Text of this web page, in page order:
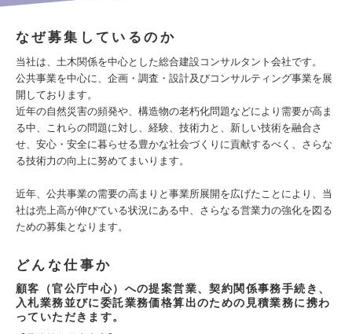
なぜ募集しているのか
当社は、土木関係を中心とした総合建設コンサルタント会社です。
公共事業を中心に、企画・調査・設計及びコンサルティング事業を展
開しております。
近年の自然災害の頻発や、構造物の老朽化問題などにより需要が高ま
る中、これらの問題に対し、経験、技術力と、新しい技術を融合さ
せ、安心・安全に暮らせる豊かな社会づくりに貢献するべく、さらな
る技術力の向上に努めてまいります。
近年、公共事業の需要の高まりと事業所展開を広げたことにより、当
社は売上高が伸びている状況にある中、さらなる営業力の強化を図る
ための募集となります。
どんな仕事か
顧客（官公庁中心）への提案営業、契約関係事務手続き、
入札業務並びに委託業務価格算出のための見積業務に携わ
っていただきます。